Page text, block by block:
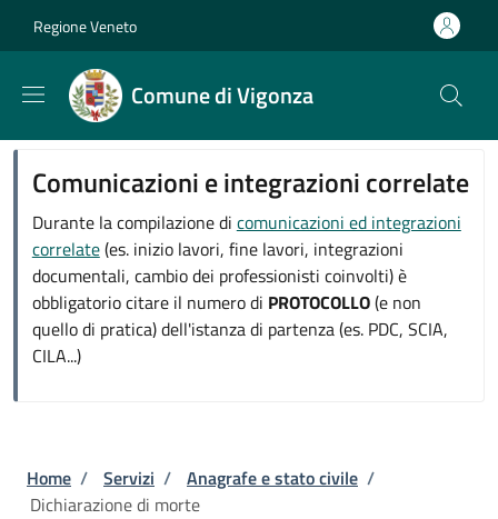
Regione Veneto
Comune di Vigonza
Comunicazioni e integrazioni correlate
Durante la compilazione di comunicazioni ed integrazioni
correlate(es. inizio lavori, fine lavori, integrazioni
documentali, cambio dei professionisti coinvolti) è
obbligatorio citare il numero di PROTOCOLLO(e non
quello di pratica) dell'istanza di partenza (es. PDC, SCIA,
CILA...)
Briciole di pane
Home / Servizi / Anagrafe e stato civile /
Dichiarazione di morte